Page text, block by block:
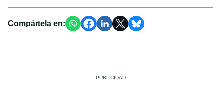
Compártela en: